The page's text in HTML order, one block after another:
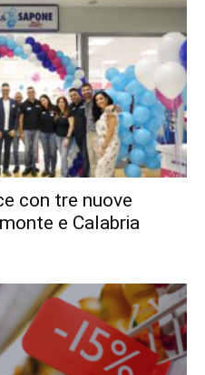
con tre nuove
e Calabria